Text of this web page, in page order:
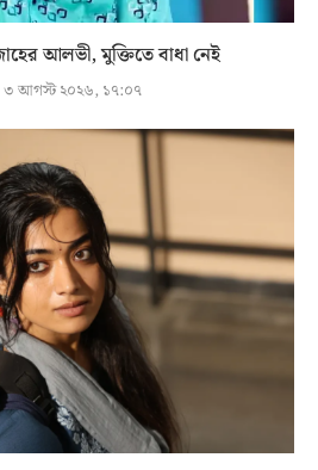
আলভী, মুক্তিতে বাধা নেই
৩ আগস্ট ২০২৬, ১৭:০৭